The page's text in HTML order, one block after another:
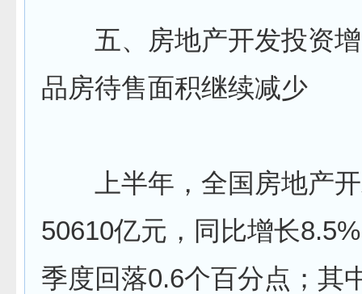
五、房地产开发投资增
品房待售面积继续减少
上半年，全国房地产开
50610亿元，同比增长
季度回落0.6个百分点；其